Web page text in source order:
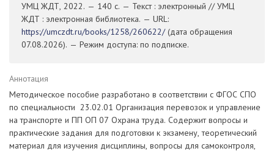
УМЦ ЖДТ, 2022. — 140 с. — Текст : электронный // УМЦ
ЖДТ : электронная библиотека. — URL:
https://umczdt.ru/books/1258/260622/(дата обращения
07.08.2026). — Режим доступа: по подписке.
Аннотация
Методическое пособие разработано в соответствии с ФГОС СПО
по специальности 23.02.01 Организация перевозок и управление
на транспорте и ПП ОП 07 Охрана труда. Содержит вопросы и
практические задания для подготовки к экзамену, теоретический
материал для изучения дисциплины, вопросы для самоконтроля,